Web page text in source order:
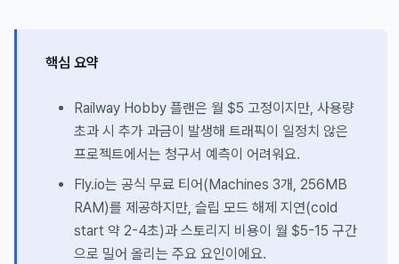
핵심 요약
Railway Hobby 플랜은 월 $5 고정이지만, 사용량
초과 시 추가 과금이 발생해 트래픽이 일정치 않은
프로젝트에서는 청구서 예측이 어려워요.
Fly.io는 공식 무료 티어(Machines 3개, 256MB
RAM)를 제공하지만, 슬립 모드 해제 지연(cold
start 약 2-4초)과 스토리지 비용이 월 $5-15 구간
으로 밀어 올리는 주요 요인이에요.